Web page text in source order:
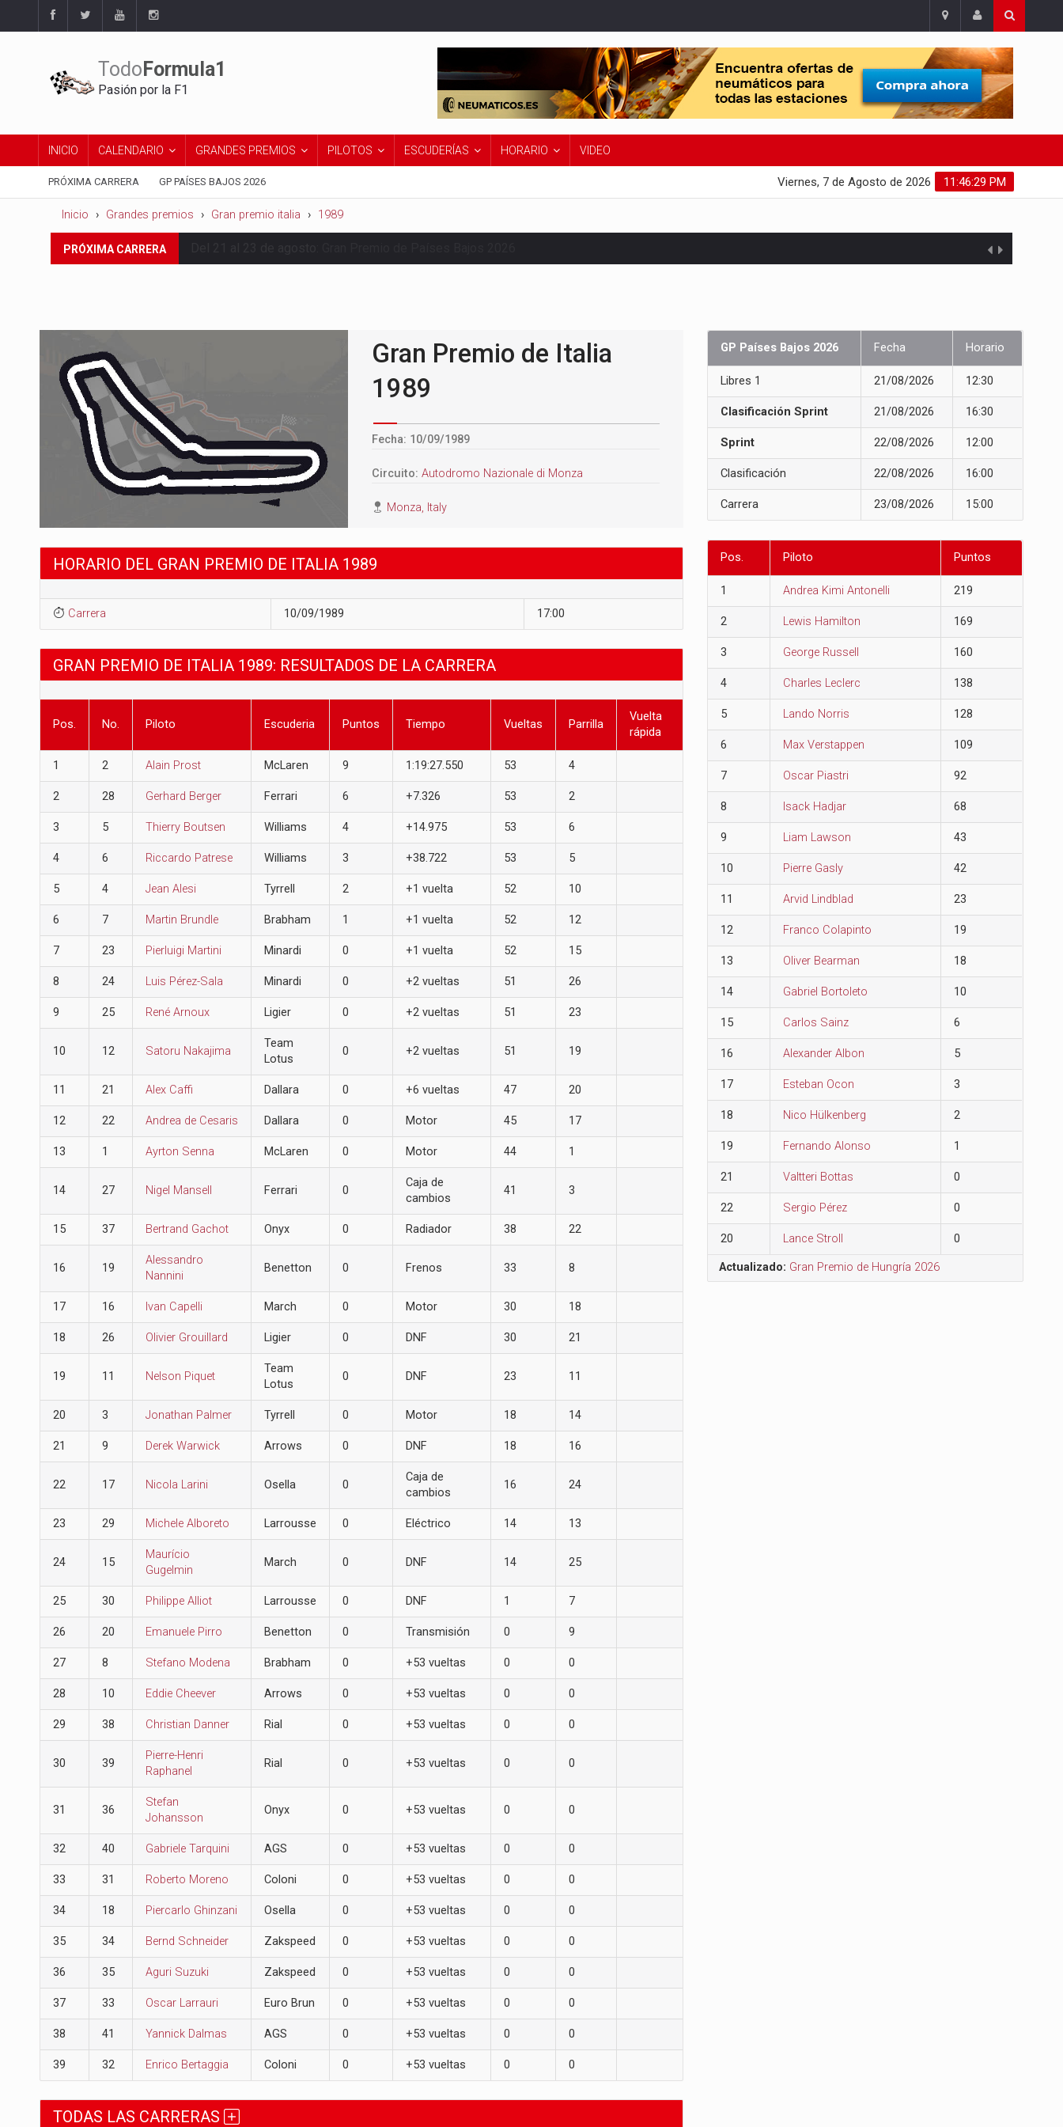
Todo Formula1
Pasión por la F1
INICIO CALENDARIO GRANDES PREMIOS PILOTOS ESCUDERÍAS HORARIO VIDEO
PRÓXIMA CARRERA GP PAÍSES BAJOS 2026 11:46:30 PM
Viernes, 7 de Agosto de 2026
Inicio Grandes premios Gran premio italia 1989
PRÓXIMA CARRERA
Gran Premio de Italia
1989
Fecha: 10/09/1989
Circuito: Autodromo Nazionale di Monza
Monza, Italy
HORARIO DEL GRAN PREMIO DE ITALIA 1989
Carrera 10/09/1989 17:00
GRAN PREMIO DE ITALIA 1989: RESULTADOS DE LA CARRERA
Pos. No. Piloto Escuderia Puntos Tiempo Vueltas Parrilla
Vuelta
rápida
1 2 Alain Prost McLaren 9 1:19:27.550 53 4
2 28 Gerhard Berger Ferrari 6 +7.326 53 2
3 5 Thierry Boutsen Williams 4 +14.975 53 6
4 6 Riccardo Patrese Williams 3 +38.722 53 5
5 4 Jean Alesi Tyrrell 2 +1 vuelta 52 10
6 7 Martin Brundle Brabham 1 +1 vuelta 52 12
7 23 Pierluigi Martini Minardi 0 +1 vuelta 52 15
8 24 Luis Pérez-Sala Minardi 0 +2 vueltas 51 26
9 25 René Arnoux Ligier 0 +2 vueltas 51 23
10 12 Satoru Nakajima
Team
Lotus
0 +2 vueltas 51 19
11 21 Alex Caffi Dallara 0 +6 vueltas 47 20
12 22 Andrea de Cesaris Dallara 0 Motor 45 17
13 1 Ayrton Senna McLaren 0 Motor 44 1
14 27 Nigel Mansell Ferrari 0
Caja de
cambios
41 3
15 37 Bertrand Gachot Onyx 0 Radiador 38 22
16 19
Alessandro
Nannini
Benetton 0 Frenos 33 8
17 16 Ivan Capelli March 0 Motor 30 18
18 26 Olivier Grouillard Ligier 0 DNF 30 21
19 11 Nelson Piquet
Team
Lotus
0 DNF 23 11
20 3 Jonathan Palmer Tyrrell 0 Motor 18 14
21 9 Derek Warwick Arrows 0 DNF 18 16
22 17 Nicola Larini Osella 0
Caja de
cambios
16 24
23 29 Michele Alboreto Larrousse 0 Eléctrico 14 13
24 15
Maurício
Gugelmin
March 0 DNF 14 25
25 30 Philippe Alliot Larrousse 0 DNF 1 7
26 20 Emanuele Pirro Benetton 0 Transmisión 0 9
27 8 Stefano Modena Brabham 0 +53 vueltas 0 0
28 10 Eddie Cheever Arrows 0 +53 vueltas 0 0
29 38 Christian Danner Rial 0 +53 vueltas 0 0
30 39
Pierre-Henri
Raphanel
Rial 0 +53 vueltas 0 0
31 36
Stefan
Johansson
Onyx 0 +53 vueltas 0 0
32 40 Gabriele Tarquini AGS 0 +53 vueltas 0 0
33 31 Roberto Moreno Coloni 0 +53 vueltas 0 0
34 18 Piercarlo Ghinzani Osella 0 +53 vueltas 0 0
35 34 Bernd Schneider Zakspeed 0 +53 vueltas 0 0
36 35 Aguri Suzuki Zakspeed 0 +53 vueltas 0 0
37 33 Oscar Larrauri Euro Brun 0 +53 vueltas 0 0
38 41 Yannick Dalmas AGS 0 +53 vueltas 0 0
39 32 Enrico Bertaggia Coloni 0 +53 vueltas 0 0
TODAS LAS CARRERAS
GP Países Bajos 2026 Fecha Horario
Libres 1 21/08/2026 12:30
Clasificación Sprint 21/08/2026 16:30
Sprint 22/08/2026 12:00
Clasificación 22/08/2026 16:00
Carrera 23/08/2026 15:00
Pos. Piloto Puntos
1 Andrea Kimi Antonelli 219
2 Lewis Hamilton 169
3 George Russell 160
4 Charles Leclerc 138
5 Lando Norris 128
6 Max Verstappen 109
7 Oscar Piastri 92
8 Isack Hadjar 68
9 Liam Lawson 43
10 Pierre Gasly 42
11 Arvid Lindblad 23
12 Franco Colapinto 19
13 Oliver Bearman 18
14 Gabriel Bortoleto 10
15 Carlos Sainz 6
16 Alexander Albon 5
17 Esteban Ocon 3
18 Nico Hülkenberg 2
19 Fernando Alonso 1
21 Valtteri Bottas 0
22 Sergio Pérez 0
20 Lance Stroll 0
Actualizado: Gran Premio de Hungría 2026